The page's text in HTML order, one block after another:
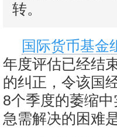
转。
国际货币基金
年度评估已经结
的纠正，令该国
8个季度的萎缩
急需解决的困难